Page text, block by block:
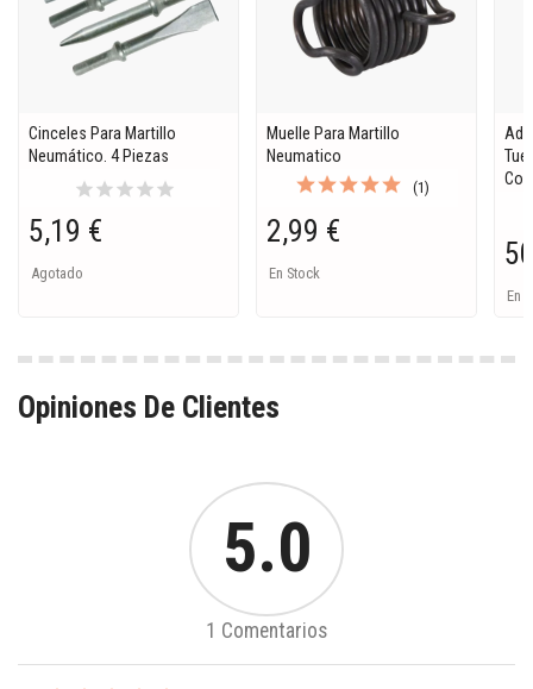
Cinceles Para Martillo
Neumático. 4 Piezas
starstarstarstarstar
5,19 €
Agotado
Muelle Para Martillo
Neumatico
(1)
2,99 €
En Stock
En
Opiniones De Clientes
5.0
1 Comentarios